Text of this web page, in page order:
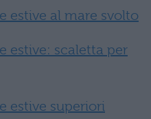
estive al mare svolto
estive: scaletta per
estive superiori